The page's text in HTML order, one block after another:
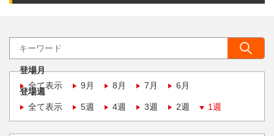
登場月
全て表示
9月 8月 7月 6月
登場週
全て表示
5週 4週 3週 2週 1週